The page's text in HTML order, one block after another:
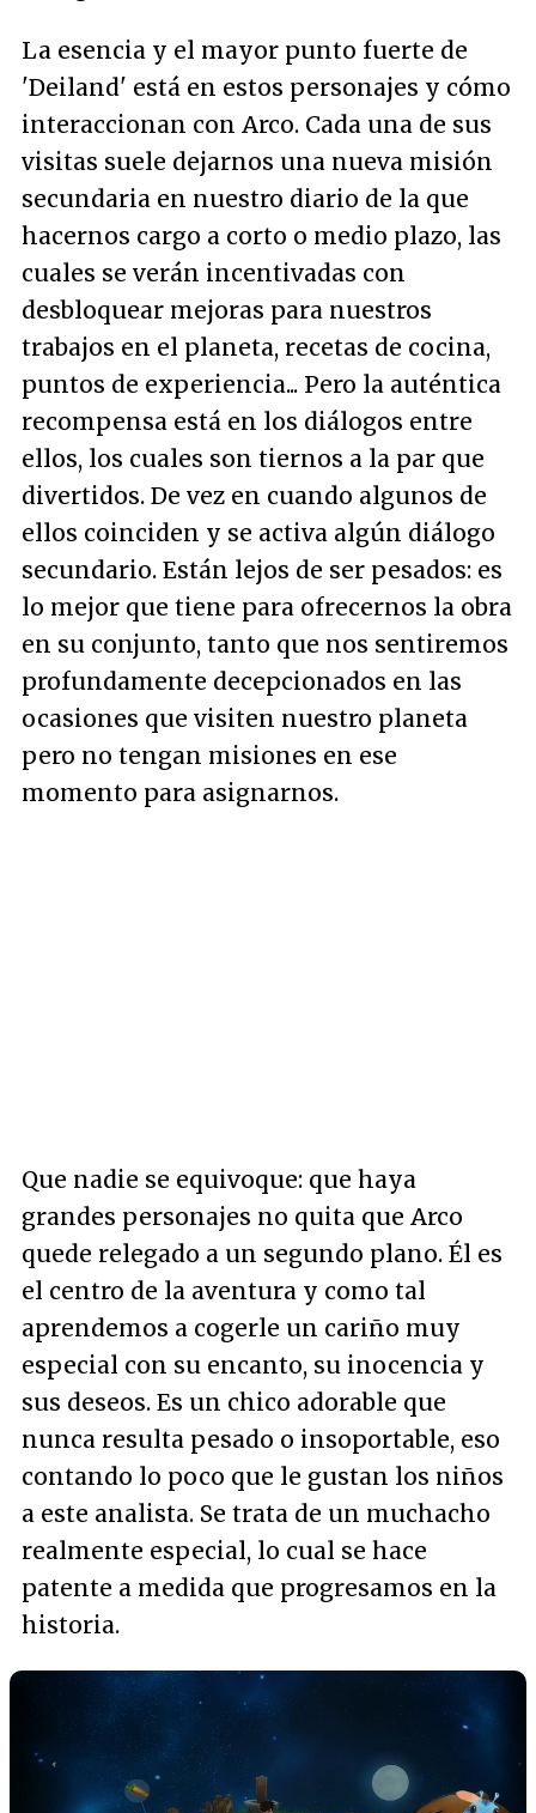
La esencia y el mayor punto fuerte de
'Deiland' está en estos personajes y cómo
interaccionan con Arco. Cada una de sus
visitas suele dejarnos una nueva misión
secundaria en nuestro diario de la que
hacernos cargo a corto o medio plazo, las
cuales se verán incentivadas con
desbloquear mejoras para nuestros
trabajos en el planeta, recetas de cocina,
puntos de experiencia... Pero la auténtica
recompensa está en los diálogos entre
ellos, los cuales son tiernos a la par que
divertidos. De vez en cuando algunos de
ellos coinciden y se activa algún diálogo
secundario. Están lejos de ser pesados: es
lo mejor que tiene para ofrecernos la obra
en su conjunto, tanto que nos sentiremos
profundamente decepcionados en las
ocasiones que visiten nuestro planeta
pero no tengan misiones en ese
momento para asignarnos.
Que nadie se equivoque: que haya
grandes personajes no quita que Arco
quede relegado a un segundo plano. Él es
el centro de la aventura y como tal
aprendemos a cogerle un cariño muy
especial con su encanto, su inocencia y
sus deseos. Es un chico adorable que
nunca resulta pesado o insoportable, eso
contando lo poco que le gustan los niños
a este analista. Se trata de un muchacho
realmente especial, lo cual se hace
patente a medida que progresamos en la
historia.